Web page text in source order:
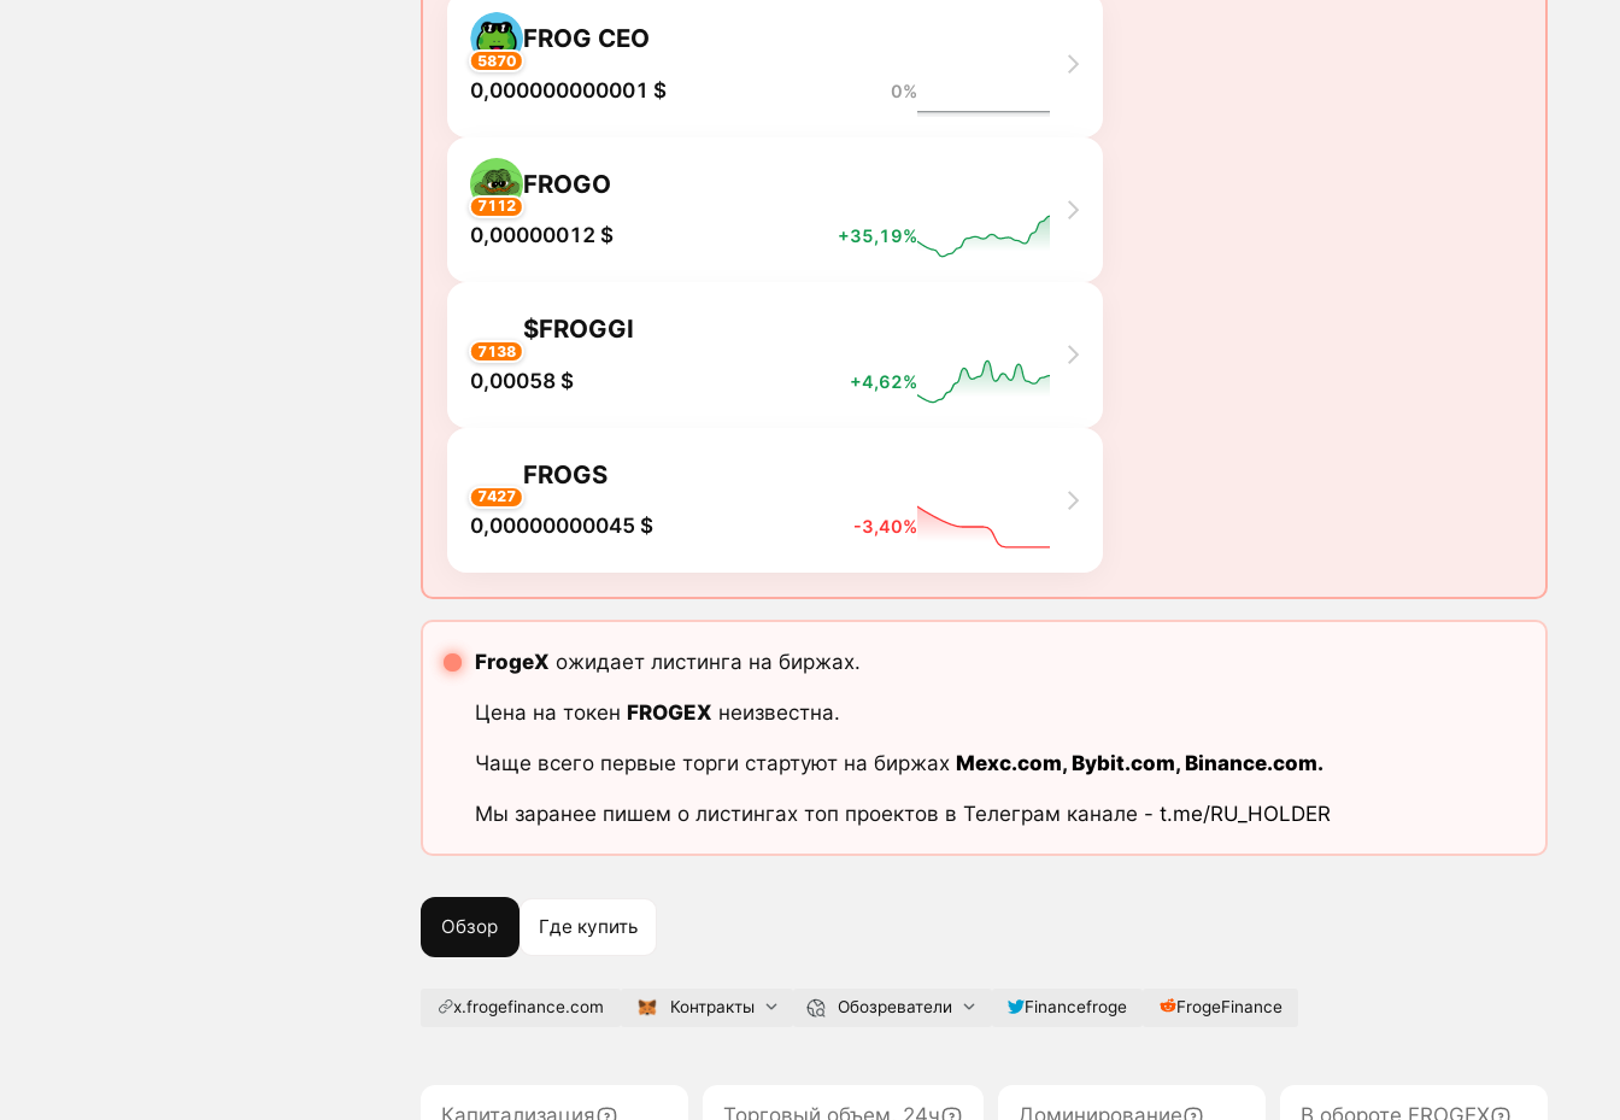
5870
FROG CEO
0,000000000001 $ 0%
7112
FROGO
0,00000012 $ +35,19%
7138
$FROGGI
0,00058 $ +4,62%
7427
FROGS
0,00000000045 $ -3,40%
FrogeX ожидает листинга на биржах.
Цена на токен FROGEX неизвестна.
Чаще всего первые торги стартуют на биржах Mexc.com, Bybit.com, Binance.com.
Мы заранее пишем о листингах топ проектов в Телеграм канале - t.me/RU_HOLDER
Обзор Где купить
x.frogefinance.com Контракты Обозреватели Financefroge FrogeFinance